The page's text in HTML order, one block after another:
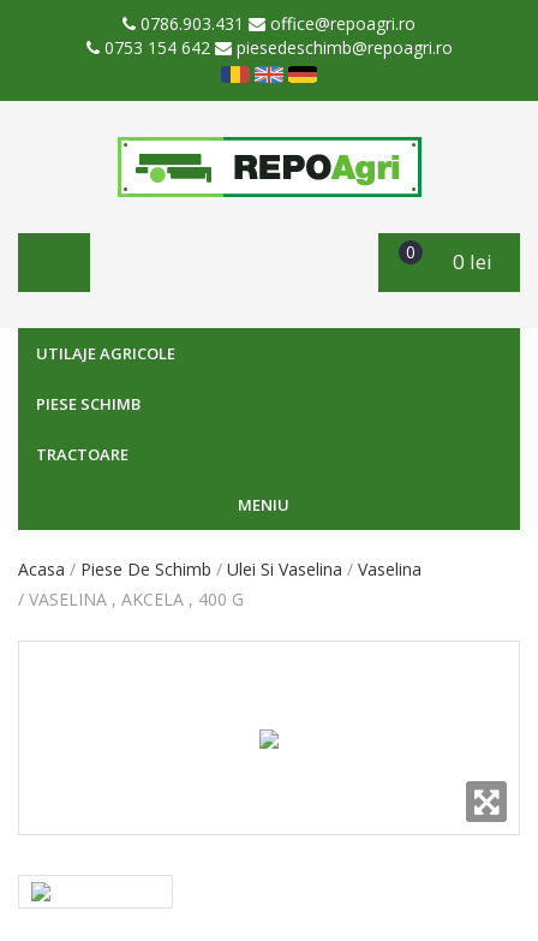
0786.903.431
office@repoagri.ro
0753 154 642
piesedeschimb@repoagri.ro
0 0 lei
UTILAJE AGRICOLE
PIESE SCHIMB
TRACTOARE
MENIU
Acasa Piese De Schimb Ulei Si Vaselina
Vaselina
VASELINA , AKCELA , 400 G